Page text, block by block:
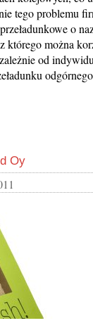
tego problemu
o
którego można
od
Oy